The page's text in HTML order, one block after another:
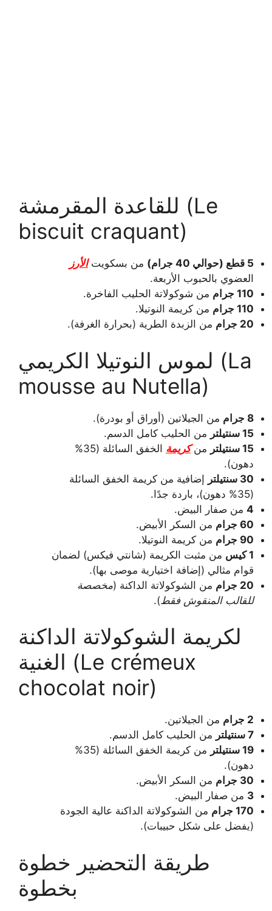
للقاعدة المقرمشة (Le
biscuit craquant)
5 قطع (حوالي 40 جرام) من بسكويتالأرز
العضوي بالحبوب الأربعة.
110 جرام
من شوكولاتة الحليب الفاخرة.
110 جرام
من كريمة النوتيلا.
20 جرام
من الزبدة الطرية (بحرارة الغرفة).
لموس النوتيلا الكريمي (La
mousse au Nutella)
8 جرام
من الجيلاتين (أوراق أو بودرة).
15 سنتيلتر
من الحليب كامل الدسم.
15 سنتيلتر
منكريمة
الخفق السائلة (35%
دهون).
30 سنتيلتر
إضافية من كريمة الخفق السائلة
(35% دهون)، باردة جدًا.
4 من صفار البيض.
60 جرام
من السكر الأبيض.
90 جرام
من كريمة النوتيلا.
1 كيس
من مثبت الكريمة (شانتي فيكس) لضمان
قوام مثالي (إضافة اختيارية موصى بها).
20 جرام
من الشوكولاتة الداكنة (مخصصة
للقالب المنقوش فقط).
لكريمة الشوكولاتة الداكنة
الغنية (Le crémeux
chocolat noir)
2 جرام
من الجيلاتين.
7 سنتيلتر
من الحليب كامل الدسم.
19 سنتيلتر
من كريمة الخفق السائلة (35%
دهون).
30 جرام
من السكر الأبيض.
3 من صفار البيض.
170 جرام
من الشوكولاتة الداكنة عالية الجودة
(يفضل على شكل حبيبات).
طريقة التحضير خطوة
بخطوة